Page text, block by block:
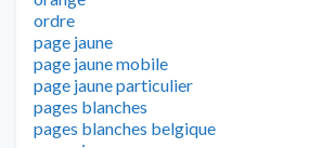
ordre
page jaune
page jaune mobile
page jaune particulier
pages blanches
pages blanches belgique